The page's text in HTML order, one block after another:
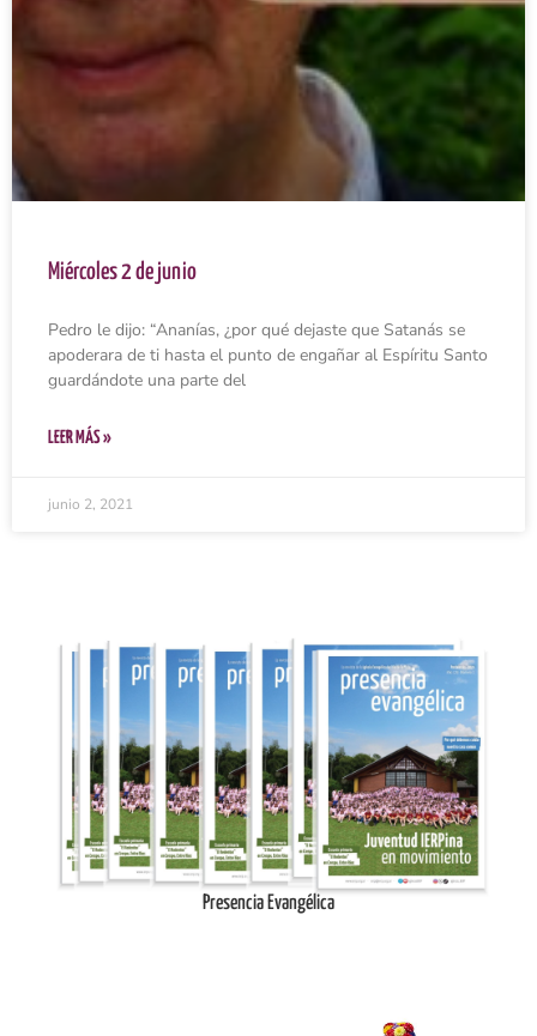
Miércoles 2 de junio
Pedro le dijo: “Ananías, ¿por qué dejaste que Satanás se
apoderara de ti hasta el punto de engañar al Espíritu Santo
guardándote una parte del
LEER MÁS »
junio 2, 2021
Ingresar
Presencia Evangélica